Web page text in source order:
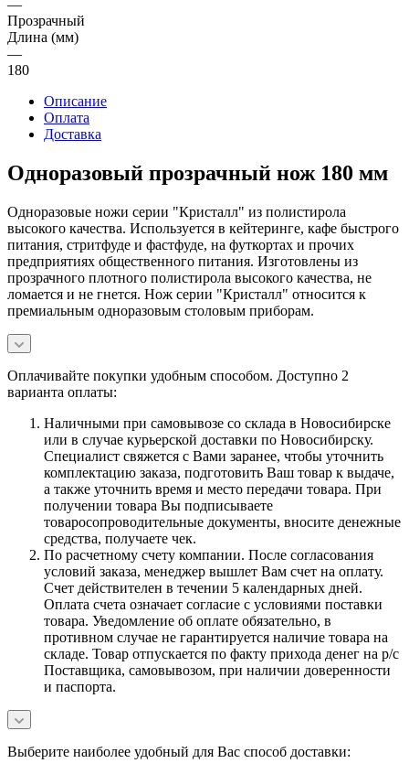
—
Прозрачный
Длина (мм)
—
180
Описание
Оплата
Доставка
Одноразовый прозрачный нож 180 мм
Одноразовые ножи серии "Кристалл" из полистирола
высокого качества. Используется в кейтеринге, кафе быстрого
питания, стритфуде и фастфуде, на футкортах и прочих
предприятиях общественного питания. Изготовлены из
прозрачного плотного полистирола высокого качества, не
ломается и не гнется. Нож серии "Кристалл" относится к
премиальным одноразовым столовым приборам.
Оплачивайте покупки удобным способом. Доступно 2
варианта оплаты:
Наличными при самовывозе со склада в Новосибирске
или в случае курьерской доставки по Новосибирску.
Специалист свяжется с Вами заранее, чтобы уточнить
комплектацию заказа, подготовить Ваш товар к выдаче,
а также уточнить время и место передачи товара. При
получении товара Вы подписываете
товаросопроводительные документы, вносите денежные
средства, получаете чек.
По расчетному счету компании. После согласования
условий заказа, менеджер вышлет Вам счет на оплату.
Счет действителен в течении 5 календарных дней.
Оплата счета означает согласие с условиями поставки
товара. Уведомление об оплате обязательно, в
противном случае не гарантируется наличие товара на
складе. Товар отпускается по факту прихода денег на р/с
Поставщика, самовывозом, при наличии доверенности
и паспорта.
Выберите наиболее удобный для Вас способ доставки: